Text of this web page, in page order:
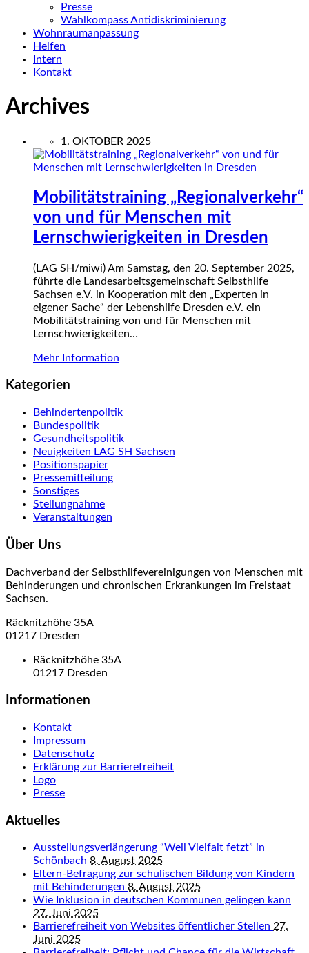
Presse
Wahlkompass Antidiskriminierung
Wohnraumanpassung
Helfen
Intern
Kontakt
Archives
1. OKTOBER 2025
Mobilitätstraining „Regionalverkehr“
von und für Menschen mit
Lernschwierigkeiten in Dresden
(LAG SH/miwi) Am Samstag, den 20. September 2025,
führte die Landesarbeitsgemeinschaft Selbsthilfe
Sachsen e.V. in Kooperation mit den „Experten in
eigener Sache“ der Lebenshilfe Dresden e.V. ein
Mobilitätstraining von und für Menschen mit
Lernschwierigkeiten…
Mehr Information
Kategorien
Behindertenpolitik
Bundespolitik
Gesundheitspolitik
Neuigkeiten LAG SH Sachsen
Positionspapier
Pressemitteilung
Sonstiges
Stellungnahme
Veranstaltungen
Über Uns
Dachverband der Selbsthilfevereinigungen von Menschen mit
Behinderungen und chronischen Erkrankungen im Freistaat
Sachsen.
Räcknitzhöhe 35A
01217 Dresden
Räcknitzhöhe 35A
01217 Dresden
Informationen
Kontakt
Impressum
Datenschutz
Erklärung zur Barrierefreiheit
Logo
Presse
Aktuelles
Ausstellungsverlängerung “Weil Vielfalt fetzt” in
Schönbach 8. August 2025
Eltern-Befragung zur schulischen Bildung von Kindern
mit Behinderungen 8. August 2025
Wie Inklusion in deutschen Kommunen gelingen kann
27. Juni 2025
Barrierefreiheit von Websites öffentlicher Stellen 27.
Juni 2025